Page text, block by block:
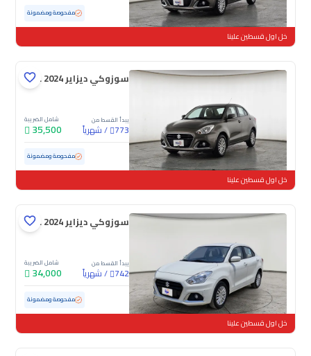
مستعملة 87,543 كم مفحوصة ومضمونة
خل اول قسطين علينا
سوزوكي ديزاير GL 2024
يبدأ القسط من
773
/شهرياً
شامل الضريبة
35,500
مستعملة 77,803 كم مفحوصة ومضمونة
خل اول قسطين علينا
سوزوكي ديزاير GL 2024
يبدأ القسط من
742
/شهرياً
شامل الضريبة
34,000
مستعملة 112,404 كم مفحوصة ومضمونة
خل اول قسطين علينا